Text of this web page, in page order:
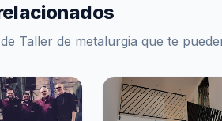
Taller de metalurgia que te